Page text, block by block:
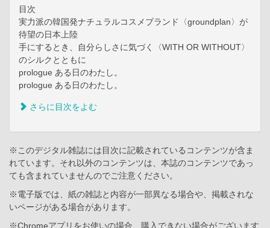
目次
実力派の韓国発ナチュラルコスメブランド〈groundplan〉が
待望の日本上陸
手にするとき、自分らしさに気づく〈WITH OR WITHOUT〉
のシルクとともに
prologue ある日のわたし。
prologue ある日のわたし。
さらに目次をよむ
※このデジタル雑誌には目次に記載されているコンテンツが含ま
れています。それ以外のコンテンツは、本誌のコンテンツであっ
ても含まれていませんのでご注意ください。
※電子版では、紙の雑誌と内容が一部異なる場合や、掲載されな
いページがある場合があります。
※Chromeアプリをお使いの場合、購入できない場合がございます